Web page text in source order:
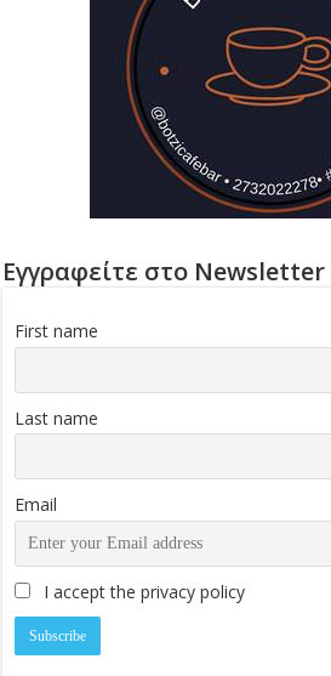
Εγγραφείτε στο Newsletter
First name
Last name
Email
I accept the privacy policy